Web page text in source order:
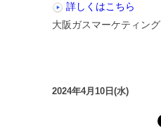
詳しくはこちら
大阪ガスマーケティング
2024年4月10日(水)